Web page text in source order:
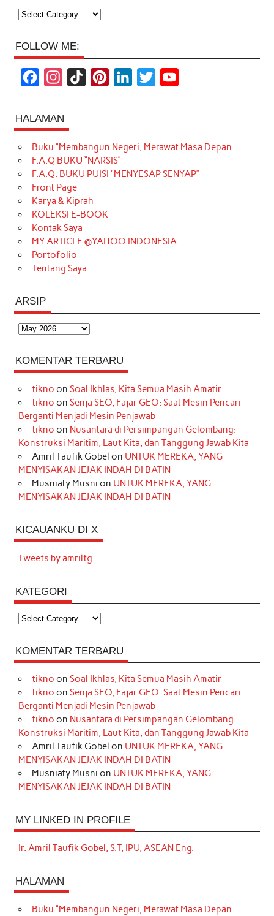
Categories
FOLLOW ME:
c
e
b
o
o
k
s
t
a
g
r
a
m
T
o
k
t
e
r
k
e
d
t
t
e
T
u
b
HALAMAN
Buku “Membangun Negeri, Merawat Masa Depan
F.A.Q BUKU “NARSIS”
F.A.Q. BUKU PUISI “MENYESAP SENYAP”
Front Page
Karya & Kiprah
KOLEKSI E-BOOK
Kontak Saya
MY ARTICLE @YAHOO INDONESIA
Portofolio
Tentang Saya
ARSIP
Arsip
KOMENTAR TERBARU
tikno on Soal Ikhlas, Kita Semua Masih Amatir
tikno on Senja SEO, Fajar GEO: Saat Mesin Pencari
Berganti Menjadi Mesin Penjawab
tikno on Nusantara di Persimpangan Gelombang:
Konstruksi Maritim, Laut Kita, dan Tanggung Jawab Kita
Amril Taufik Gobel on UNTUK MEREKA, YANG
MENYISAKAN JEJAK INDAH DI BATIN
Musniaty Musni on UNTUK MEREKA, YANG
MENYISAKAN JEJAK INDAH DI BATIN
KICAUANKU DI X
Tweets by amriltg
KATEGORI
Kategori
KOMENTAR TERBARU
tikno on Soal Ikhlas, Kita Semua Masih Amatir
tikno on Senja SEO, Fajar GEO: Saat Mesin Pencari
Berganti Menjadi Mesin Penjawab
tikno on Nusantara di Persimpangan Gelombang:
Konstruksi Maritim, Laut Kita, dan Tanggung Jawab Kita
Amril Taufik Gobel on UNTUK MEREKA, YANG
MENYISAKAN JEJAK INDAH DI BATIN
Musniaty Musni on UNTUK MEREKA, YANG
MENYISAKAN JEJAK INDAH DI BATIN
MY LINKED IN PROFILE
Ir. Amril Taufik Gobel, S.T, IPU, ASEAN Eng.
HALAMAN
Buku “Membangun Negeri, Merawat Masa Depan